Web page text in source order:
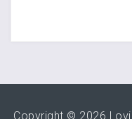
Copyright © 2026